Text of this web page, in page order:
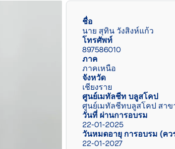
ชื่อ
นาย สุทิน วังสิงห์แก้ว
โทรศัพท์
897586010
ภาค
ภาคเหนือ
จังหวัด
เชียงราย
ศูนย์เมทัลชีท บลูสโคป
ศูนย์เมทัลชีทบลูสโคป สาข
วันที่ ผ่านการอบรม
22-01-2025
วันหมดอายุ การอบรม (ค
22-01-2027